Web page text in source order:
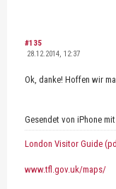
#135
28.12.2014, 12:37
Ok, danke! Hoffen wir
Gesendet von iPhone
London Visitor Guide
www.tfl.gov.uk/maps/